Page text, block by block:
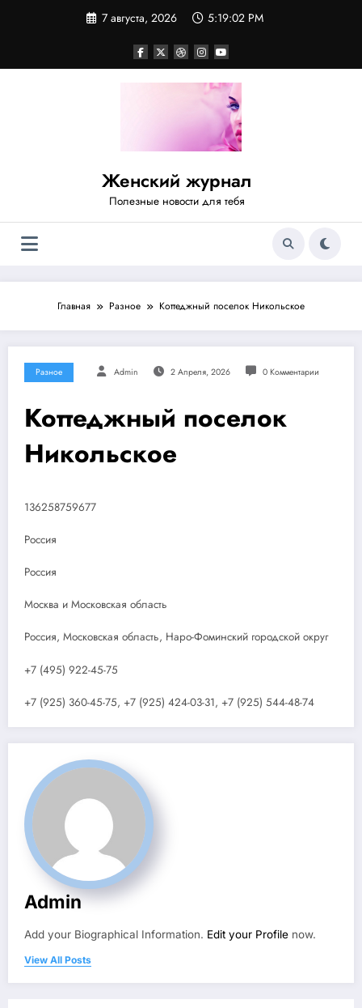
7 августа, 2026 5:19:02 PM
Женский журнал
Полезные новости для тебя
Главная Разное Коттеджный поселок Никольское
Разное Admin 2 Апреля, 2026 0 Комментарии
Коттеджный поселок
Никольское
136258759677
Россия
Россия
Москва и Московская область
Россия, Московская область, Наро-Фоминский городской округ
+7 (495) 922-45-75
+7 (925) 360-45-75, +7 (925) 424-03-31, +7 (925) 544-48-74
Admin
Add your Biographical Information. Edit your Profile now.
View All Posts